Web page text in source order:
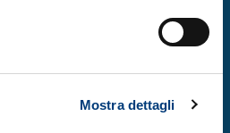
Mostra dettagli
ricerca e
in FVG